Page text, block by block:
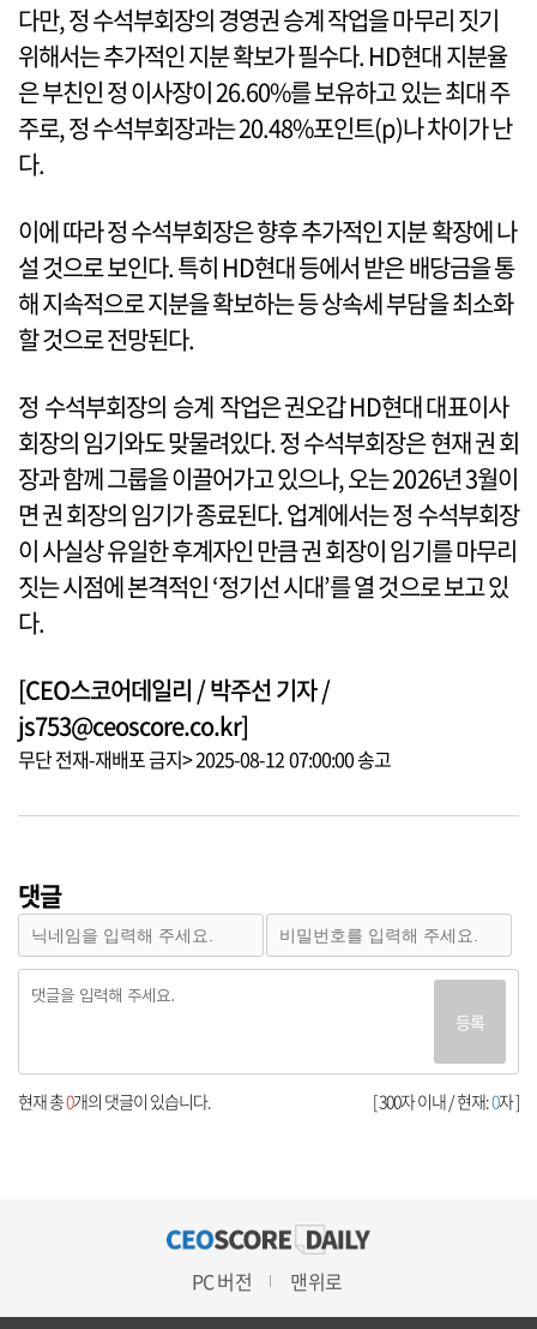
다만, 정 수석부회장의 경영권 승계 작업을 마무리 짓기
위해서는 추가적인 지분 확보가 필수다. HD현대 지분율
은 부친인 정 이사장이 26.60%를 보유하고 있는 최대 주
주로, 정 수석부회장과는 20.48%포인트(p)나 차이가 난
다.
이에 따라 정 수석부회장은 향후 추가적인 지분 확장에 나
설 것으로 보인다. 특히 HD현대 등에서 받은 배당금을 통
해 지속적으로 지분을 확보하는 등 상속세 부담을 최소화
할 것으로 전망된다.
정 수석부회장의 승계 작업은 권오갑 HD현대 대표이사
회장의 임기와도 맞물려있다. 정 수석부회장은 현재 권 회
장과 함께 그룹을 이끌어가고 있으나, 오는 2026년 3월이
면 권 회장의 임기가 종료된다. 업계에서는 정 수석부회장
이 사실상 유일한 후계자인 만큼 권 회장이 임기를 마무리
짓는 시점에 본격적인 ‘정기선 시대’를 열 것으로 보고 있
다.
[CEO스코어데일리 / 박주선 기자 /
js753@ceoscore.co.kr]
무단 전재-재배포 금지> 2025-08-12 07:00:00 송고
댓글
등록
[ 300자 이내 / 현재:0자 ]
현재 총0개의 댓글이 있습니다.
PC 버전 맨위로